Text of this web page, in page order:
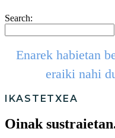
Search:
Enarek habietan
eraiki nahi
IKASTETXEA
Oinak